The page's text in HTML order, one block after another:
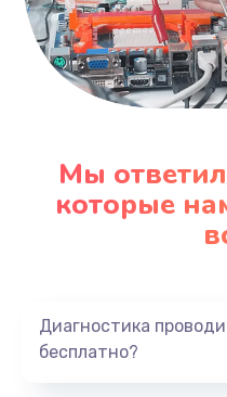
Мы
которые
Диагностика
бесплатно?